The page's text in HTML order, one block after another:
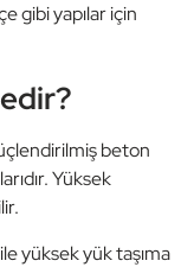
gibi yapılar için
beton
Yüksek
yüksek yük taşıma